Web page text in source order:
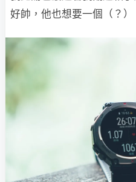
好帥，他也想要一個（？）